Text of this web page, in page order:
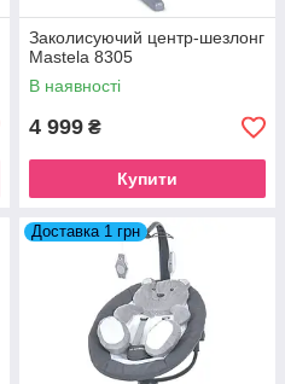
Заколисуючий центр-шезлонг
Mastela 8305
В наявності
4 999 ₴
Купити
Доставка 1 грн